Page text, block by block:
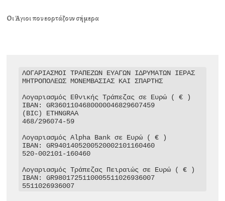
Οι Άγιοι που εορτάζουν σήμερα
ΛΟΓΑΡΙΑΣΜΟΙ ΤΡΑΠΕΖΩΝ ΕΥΑΓΩΝ ΙΔΡΥΜΑΤΩΝ ΙΕΡΑΣ
ΜΗΤΡΟΠΟΛΕΩΣ ΜΟΝΕΜΒΑΣΙΑΣ ΚΑΙ ΣΠΑΡΤΗΣ
Λογαριασμός Εθνικής Τράπεζας σε Ευρώ ( € )
IBAN: GR3601104680000046829607459
(BIC) ETHNGRAA
468/296074-59
Λογαριασμός Alpha Bank σε Ευρώ ( € )
IBAN: GR9401405200520002101160460
520-002101-160460
Λογαριασμός Τράπεζας Πειραιώς σε Ευρώ ( € )
IBAN: GR9801725110005511026936007
5511026936007